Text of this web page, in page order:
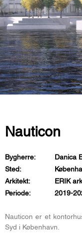
Nauticon
Bygherre:
Danica
Sted:
Arkitekt:
ERIK
Periode:
2019-
Nauticon er et
Syd i København.